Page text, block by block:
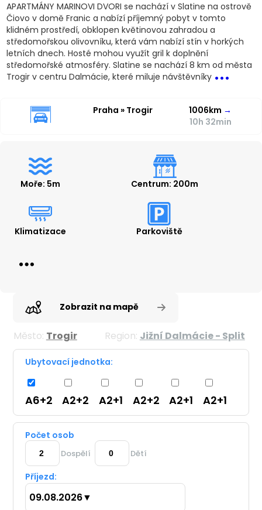
APARTMÁNY MARINOVI DVORI se nachází v Slatine na ostrově
Čiovo v domě Franic a nabízí příjemný pobyt v tomto
klidném prostředí, obklopen květinovou zahradou a
středomořskou olivovníku, která vám nabízí stín v horkých
letních dnech. Hosté mohou využít gril k doplnění
středomořské atmosféry. Slatine se nachází 8 km od města
Trogir v centru Dalmácie, které miluje návštěvníky ...
Praha » Trogir 1006km →
10h 32min
Moře: 5m Centrum: 200m
Klimatizace Parkoviště
Zobrazit na mapě
Město: Trogir Region: Jižní Dalmácie - Split
Ubytovací jednotka:
A6+2 A2+2 A2+1 A2+2 A2+1 A2+1
Počet osob
Dospělí Dětí
Příjezd:
09.08.2026▼